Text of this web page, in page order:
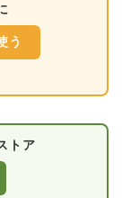
う
トア